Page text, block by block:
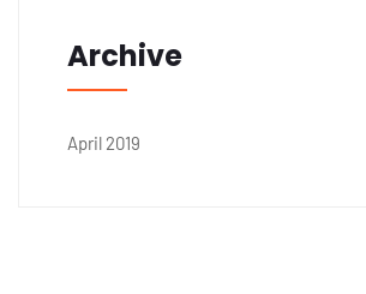
Archive
April 2019